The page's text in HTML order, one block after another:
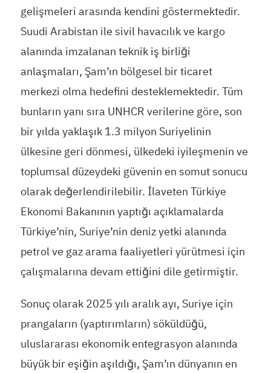
gelişmeleri arasında kendini göstermektedir.
Suudi Arabistan ile sivil havacılık ve kargo
alanında imzalanan teknik iş birliği
anlaşmaları, Şam’ın bölgesel bir ticaret
merkezi olma hedefini desteklemektedir. Tüm
bunların yanı sıra UNHCR verilerine göre, son
bir yılda yaklaşık 1.3 milyon Suriyelinin
ülkesine geri dönmesi, ülkedeki iyileşmenin ve
toplumsal düzeydeki güvenin en somut sonucu
olarak değerlendirilebilir. İlaveten Türkiye
Ekonomi Bakanının yaptığı açıklamalarda
Türkiye’nin, Suriye’nin deniz yetki alanında
petrol ve gaz arama faaliyetleri yürütmesi için
çalışmalarına devam ettiğini dile getirmiştir.
Sonuç olarak 2025 yılı aralık ayı, Suriye için
prangaların (yaptırımların) söküldüğü,
uluslararası ekonomik entegrasyon alanında
büyük bir eşiğin aşıldığı, Şam’ın dünyanın en